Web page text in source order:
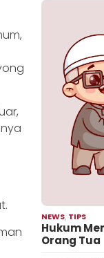
NEWS, TIPS
Hukum
Orang Tua